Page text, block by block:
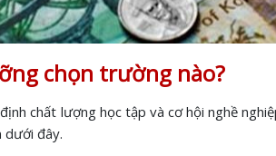
chọn trường nào?
chất lượng học tập và cơ hội nghề
dưới đây.